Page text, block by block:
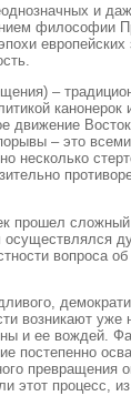
и
философии
–
движение
– это
вопроса
возникают уже
и ее вождей.
постепенно
процесс,